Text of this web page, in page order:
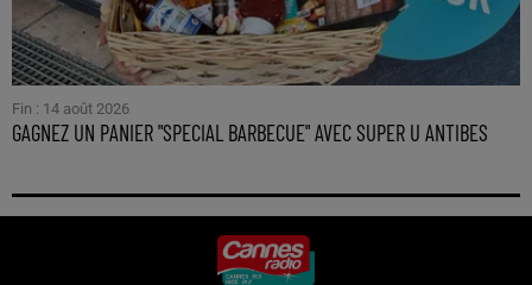
Fin : 14 août 2026
GAGNEZ UN PANIER "SPECIAL BARBECUE" AVEC SUPER U ANTIBES